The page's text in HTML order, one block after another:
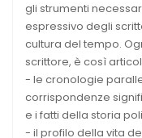
gli strumenti
espressivo degli
cultura del tempo.
scrittore, è così
- le cronologie
corrispondenze
e i fatti della storia
- il profilo della vita